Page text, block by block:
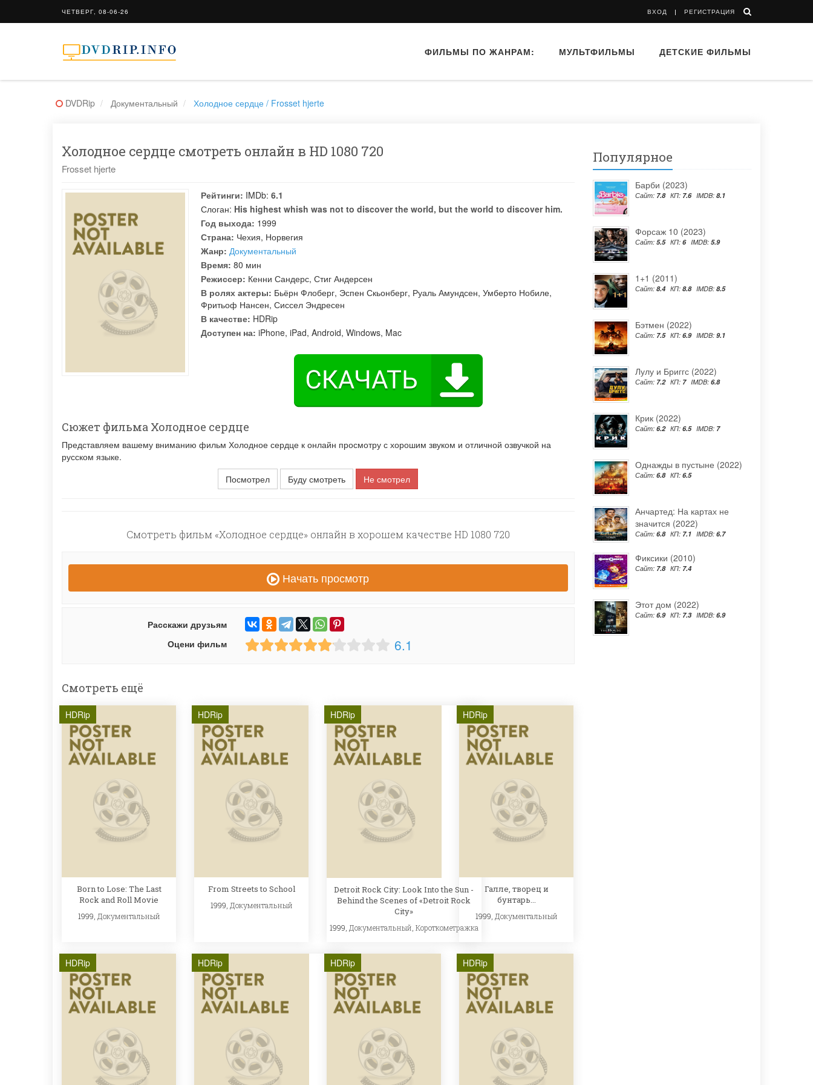
ЧЕТВЕРГ, 08-06-26 ВХОД РЕГИСТРАЦИЯ
ФИЛЬМЫ ПО ЖАНРАМ: МУЛЬТФИЛЬМЫ ДЕТСКИЕ ФИЛЬМЫ
DVDRip Документальный Холодное сердце / Frosset hjerte
Холодное сердце смотреть онлайн в HD 1080 720
Frosset hjerte
Рейтинги: IMDb: 6.1
Слоган: His highest whish was not to discover the world, but the world to discover him.
Год выхода: 1999
Страна: Чехия, Норвегия
Жанр: Документальный
Время: 80 мин
Режиссер: Кенни Сандерс, Стиг Андерсен
В ролях актеры: Бьёрн Флоберг, Эспен Скьонберг, Руаль Амундсен, Умберто Нобиле,
Фритьоф Нансен, Сиссел Эндресен
В качестве: HDRip
Доступен на: iPhone, iPad, Android, Windows, Mac
Сюжет фильма Холодное сердце
Представляем вашему вниманию фильм Холодное сердце к онлайн просмотру с хорошим звуком и отличной озвучкой на
русском языке.
Посмотрел
Буду смотреть Не смотрел
Смотреть фильм «Холодное сердце» онлайн в хорошем качестве HD 1080 720
Начать просмотр
Расскажи друзьям
Оцени фильм
6.1
Смотреть ещё
HDRip
Born to Lose: The Last
Rock and Roll Movie
1999, Документальный
HDRip
From Streets to School
1999, Документальный
HDRip
Detroit Rock City: Look Into the Sun -
Behind the Scenes of «Detroit Rock
City»
1999, Документальный Короткометражка
HDRip
Галле, творец и
бунтарь...
1999, Документальный
HDRip HDRip HDRip HDRip
Популярное
Барби (2023)
Сайт: 7.8 КП: 7.6 IMDB: 8.1
Форсаж 10 (2023)
Сайт: 5.5 КП: 6 IMDB: 5.9
1+1 (2011)
Сайт: 8.4 КП: 8.8 IMDB: 8.5
Бэтмен (2022)
Сайт: 7.5 КП: 6.9 IMDB: 9.1
Лулу и Бриггс (2022)
Сайт: 7.2 КП: 7 IMDB: 6.8
Крик (2022)
Сайт: 6.2 КП: 6.5 IMDB: 7
Однажды в пустыне (2022)
Сайт: 6.8 КП: 6.5
Анчартед: На картах не
значится (2022)
Сайт: 6.8 КП: 7.1 IMDB: 6.7
Фиксики (2010)
Сайт: 7.8 КП: 7.4
Этот дом (2022)
Сайт: 6.9 КП: 7.3 IMDB: 6.9